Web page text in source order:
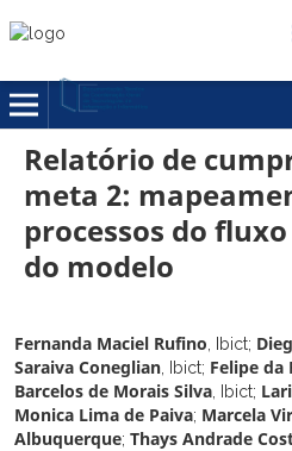
Relatório de
meta 2:
processos do
do modelo
Fernanda Maciel Rufino Ibict;
Saraiva Coneglian, Ibict; Felipe da
Barcelos de Morais Silva, Ibict;
Monica Lima de Paiva; Marcela
Albuquerque; Thays Andrade